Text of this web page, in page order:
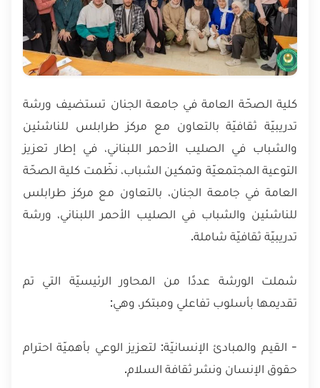
كلية الصحّة العامة في جامعة الجنان تستضيف ورشة
تدريبيّة ثقافيّة بالتعاون مع مركز طرابلس للناشئين
والشباب في الصليب الأحمر اللبناني، في إطار تعزيز
التوعية المجتمعيّة وتمكين الشباب، نظّمت كلية الصحّة
العامة في جامعة الجنان، بالتعاون مع مركز طرابلس
للناشئين والشباب في الصليب الأحمر اللبناني، ورشة
تدريبيّة ثقافيّة شاملة.
شملت الورشة عددًا من المحاور الرئيسيّة التي تم
تقديمها بأسلوب تفاعلي ومبتكر، وهي:
- القيم والمبادئ الإنسانيّة: لتعزيز الوعي بأهميّة احترام
حقوق الإنسان ونشر ثقافة السلام.